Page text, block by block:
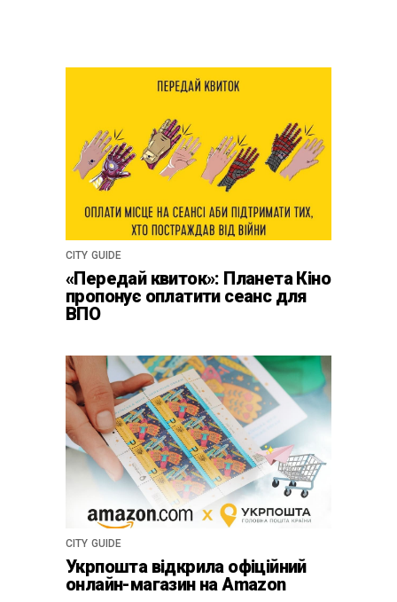
CITY GUIDE
«Передай квиток»: Планета Кіно
пропонує оплатити сеанс для
ВПО
CITY GUIDE
Укрпошта відкрила офіційний
онлайн-магазин на Amazon